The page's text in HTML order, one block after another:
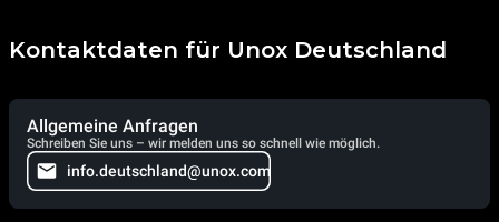
Kontaktdaten für Unox Deutschland
Allgemeine Anfragen
Schreiben Sie uns – wir melden uns so schnell wie möglich.
info.deutschland@unox.com